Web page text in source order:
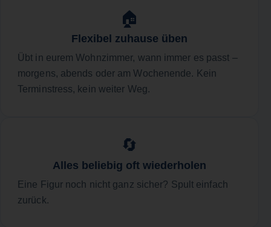
🏠
Flexibel zuhause üben
Übt in eurem Wohnzimmer, wann immer es passt –
morgens, abends oder am Wochenende. Kein
Terminstress, kein weiter Weg.
🔄
Alles beliebig oft wiederholen
Eine Figur noch nicht ganz sicher? Spult einfach
zurück.